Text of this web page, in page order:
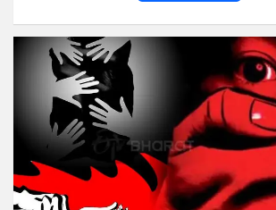
ce
b
o
o
k
at
s
A
p
p